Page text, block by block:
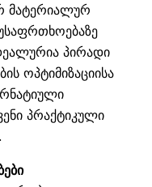
მატერიალურ
პირადი
ოპტიმიზაციისა
პრაქტიკული